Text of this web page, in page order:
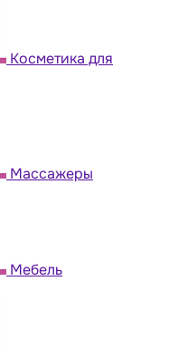
Косметика для
Массажеры
Мебель